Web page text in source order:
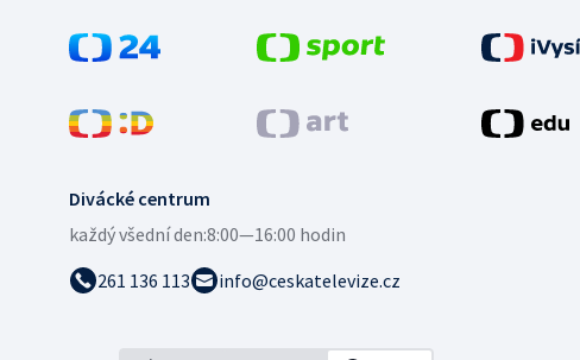
Divácké centrum
každý všední den:8:00—16:00 hodin
261 136 113
info@ceskatelevize.cz